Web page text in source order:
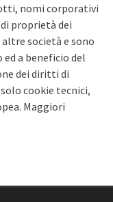
nomi corporativi
proprietà dei
società e sono
a beneficio del
dei diritti di
cookie tecnici,
Maggiori